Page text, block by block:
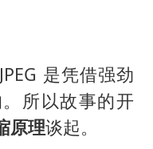
是凭借强劲
所以故事的开
原理谈起。